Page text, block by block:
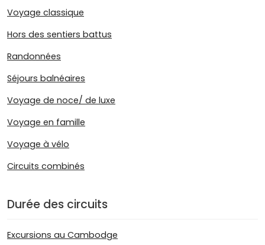
Voyage classique
Hors des sentiers battus
Randonnées
Séjours balnéaires
Voyage de noce/ de luxe
Voyage en famille
Voyage à vélo
Circuits combinés
Durée des circuits
Excursions au Cambodge